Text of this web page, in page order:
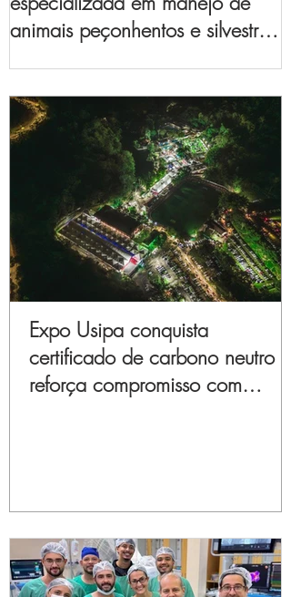
animais peçonhentos e silvestres
Expo Usipa conquista
certificado de carbono neutro e
reforça compromisso com